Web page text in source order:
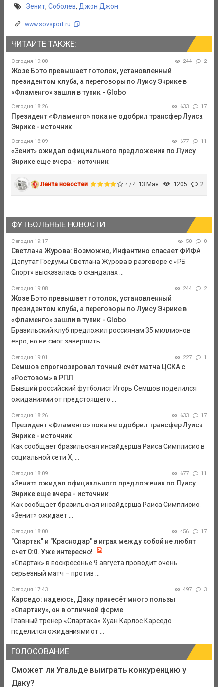
Зенит, Соболев, Джон Джон
www.sovsport.ru
ЧИТАЙТЕ ТАКЖЕ:
Сегодня 19:08 244 2
Жозе Бото превышает потолок, установленный
президентом клуба, а переговоры по Луису Энрике в
«Фламенго» зашли в тупик - Globo
Сегодня 18:26 633 17
Президент «Фламенго» пока не одобрил трансфер Луиса
Энрике - источник
Сегодня 18:09 677 11
«Зенит» ожидал официального предложения по Луису
Энрике еще вчера - источник
Лента новостей 4 / 4 13 Мая 1205 2
ФУТБОЛЬНЫЕ НОВОСТИ
Сегодня 19:17 50 0
Светлана Журова: Возможно, Инфантино спасает ФИФА
Депутат Госдумы Светлана Журова в разговоре с «РБ
Спорт» высказалась о скандалах ...
Сегодня 19:08 244 2
Жозе Бото превышает потолок, установленный
президентом клуба, а переговоры по Луису Энрике в
«Фламенго» зашли в тупик - Globo
Бразильский клуб предложил россиянам 35 миллионов
евро, но не смог завершить ...
Сегодня 19:01 227 1
Семшов спрогнозировал точный счёт матча ЦСКА с
«Ростовом» в РПЛ
Бывший российский футболист Игорь Семшов поделился
ожиданиями от предстоящего ...
Сегодня 18:26 633 17
Президент «Фламенго» пока не одобрил трансфер Луиса
Энрике - источник
Как сообщает бразильская инсайдерша Раиса Симплисио в
социальной сети Х, ...
Сегодня 18:09 677 11
«Зенит» ожидал официального предложения по Луису
Энрике еще вчера - источник
Как сообщает бразильская инсайдерша Раиса Симплисио,
«Зенит» ожидает ...
Сегодня 18:00 456 17
"Спартак" и "Краснодар" в играх между собой не любят
счет 0:0. Уже интересно!
«Спартак» в воскресенье 9 августа проводит очень
серьезный матч – против ...
Сегодня 17:43 497 3
Карседо: надеюсь, Даку принесёт много пользы
«Спартаку», он в отличной форме
Главный тренер «Спартака» Хуан Карлос Карседо
поделился ожиданиями от ...
ГОЛОСОВАНИЕ
Сможет ли Угальде выиграть конкуренцию у
Даку?